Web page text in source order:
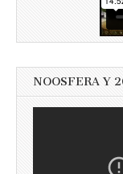
NOOSFERA Y